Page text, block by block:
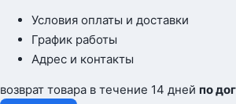
Условия оплаты и доставки
График работы
Адрес и контакты
возврат товара в течение 14 дней по